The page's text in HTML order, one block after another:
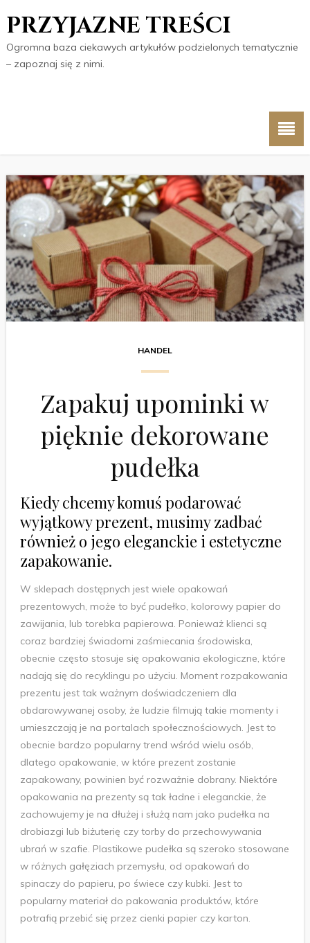
PRZYJAZNE TREŚCI
Ogromna baza ciekawych artykułów podzielonych tematycznie
– zapoznaj się z nimi.
HANDEL
Zapakuj upominki w
pięknie dekorowane
pudełka
Kiedy chcemy komuś podarować
wyjątkowy prezent, musimy zadbać
również o jego eleganckie i estetyczne
zapakowanie.
W sklepach dostępnych jest wiele opakowań
prezentowych, może to być pudełko, kolorowy papier do
zawijania, lub torebka papierowa. Ponieważ klienci są
coraz bardziej świadomi zaśmiecania środowiska,
obecnie często stosuje się opakowania ekologiczne, które
nadają się do recyklingu po użyciu. Moment rozpakowania
prezentu jest tak ważnym doświadczeniem dla
obdarowywanej osoby, że ludzie filmują takie momenty i
umieszczają je na portalach społecznościowych. Jest to
obecnie bardzo popularny trend wśród wielu osób,
dlatego opakowanie, w które prezent zostanie
zapakowany, powinien być rozważnie dobrany. Niektóre
opakowania na prezenty są tak ładne i eleganckie, że
zachowujemy je na dłużej i służą nam jako pudełka na
drobiazgi lub biżuterię czy torby do przechowywania
ubrań w szafie. Plastikowe pudełka są szeroko stosowane
w różnych gałęziach przemysłu, od opakowań do
spinaczy do papieru, po świece czy kubki. Jest to
popularny materiał do pakowania produktów, które
potrafią przebić się przez cienki papier czy karton.